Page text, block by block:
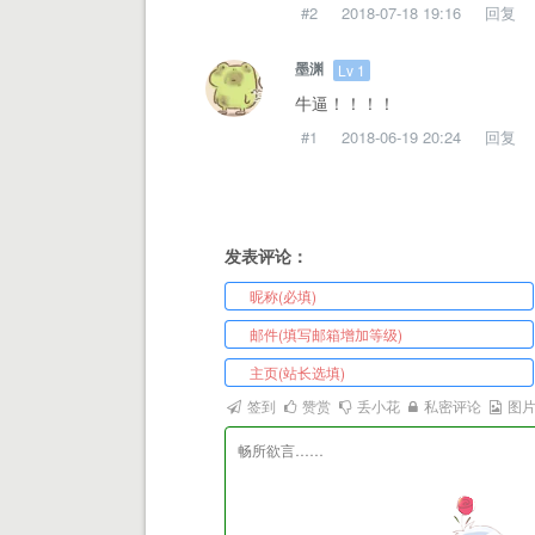
#2 2018-07-18 19:16 回复
墨渊 Lv 1
牛逼！！！！
#1 2018-06-19 20:24 回复
发表评论：
签到 赞赏 丢小花 私密评论 图片